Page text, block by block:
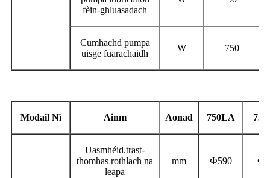
fèin-ghluasadach
Cumhachd pumpa
uisge fuarachaidh
W 750
Modail Nì Ainm Aonad 750LA
Uasmhéid.trast-
thomhas rothlach na
leapa
mm Ф590 Ф